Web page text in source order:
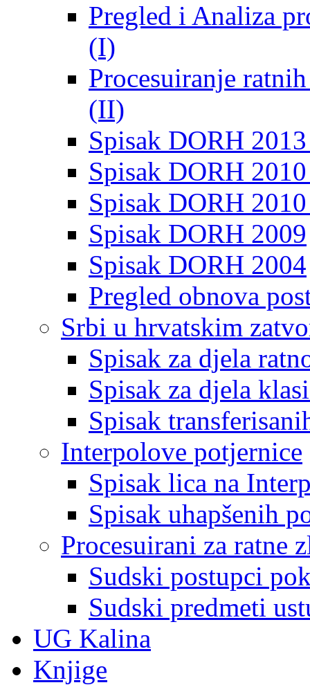
Pregled i Analiza
(I)
Procesuiranje
(II)
Spisak DORH
Spisak DORH
Spisak DORH
Spisak DORH 2009
Spisak DORH 2004
Pregled obnova
Srbi u hrvatskim
Spisak za djela
Spisak za djela
Spisak
Interpolove potjernice
Spisak lica na
Spisak uhapšenih
Procesuirani za ratne
Sudski postupci
Sudski predmeti
UG Kalina
Knjige